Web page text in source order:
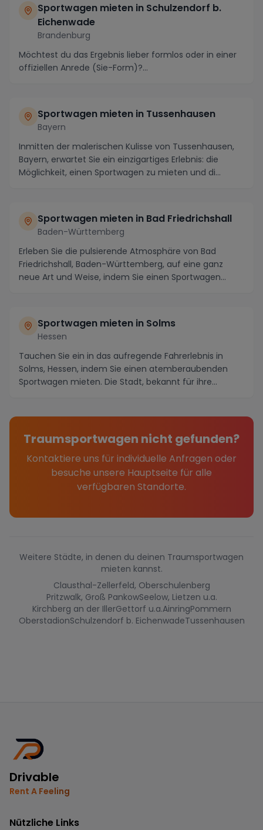
Sportwagen mieten in Schulzendorf b.
Eichenwade
Brandenburg
Möchtest du das Ergebnis lieber formlos oder in einer
offiziellen Anrede (Sie-Form)?...
Sportwagen mieten in Tussenhausen
Bayern
Inmitten der malerischen Kulisse von Tussenhausen,
Bayern, erwartet Sie ein einzigartiges Erlebnis: die
Möglichkeit, einen Sportwagen zu mieten und di...
Sportwagen mieten in Bad Friedrichshall
Baden-Württemberg
Erleben Sie die pulsierende Atmosphäre von Bad
Friedrichshall, Baden-Württemberg, auf eine ganz
neue Art und Weise, indem Sie einen Sportwagen
Sportwagen mieten in Solms
Hessen
Tauchen Sie ein in das aufregende Fahrerlebnis in
Solms, Hessen, indem Sie einen atemberaubenden
Sportwagen mieten. Die Stadt, bekannt für ihre
Traumsportwagen nicht gefunden?
Kontaktiere uns für individuelle Anfragen oder
besuche unsere Hauptseite für alle
verfügbaren Standorte.
Weitere Städte, in denen du deinen Traumsportwagen
mieten kannst.
Clausthal-Zellerfeld, Oberschulenberg
Pritzwalk, Groß PankowSeelow, Lietzen u.a.
Kirchberg an der IllerGettorf u.a.AinringPommern
OberstadionSchulzendorf b. EichenwadeTussenhausen
Drivable
Rent A Feeling
Nützliche Links